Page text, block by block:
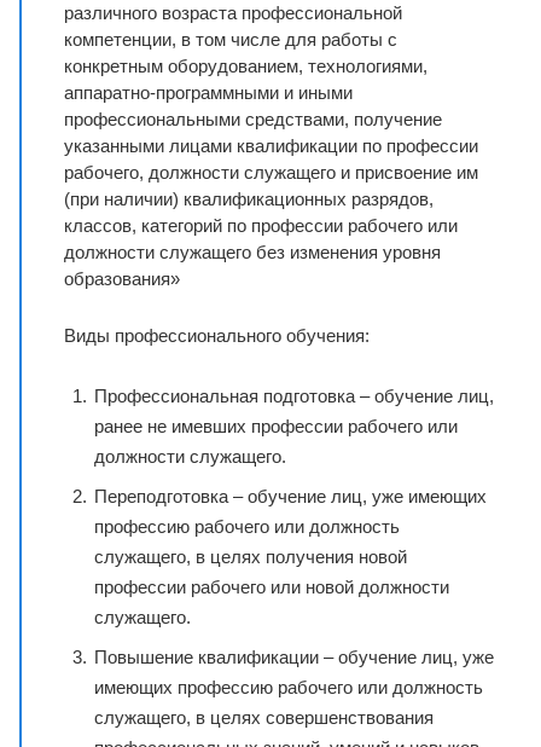
различного возраста профессиональной
компетенции, в том числе для работы с
конкретным оборудованием, технологиями,
аппаратно-программными и иными
профессиональными средствами, получение
указанными лицами квалификации по профессии
рабочего, должности служащего и присвоение им
(при наличии) квалификационных разрядов,
классов, категорий по профессии рабочего или
должности служащего без изменения уровня
образования»
Виды профессионального обучения:
Профессиональная подготовка – обучение лиц,
ранее не имевших профессии рабочего или
должности служащего.
Переподготовка – обучение лиц, уже имеющих
профессию рабочего или должность
служащего, в целях получения новой
профессии рабочего или новой должности
служащего.
Повышение квалификации – обучение лиц, уже
имеющих профессию рабочего или должность
служащего, в целях совершенствования